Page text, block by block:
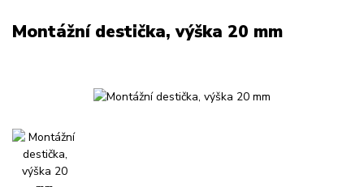
Montážní destička, výška 20 mm